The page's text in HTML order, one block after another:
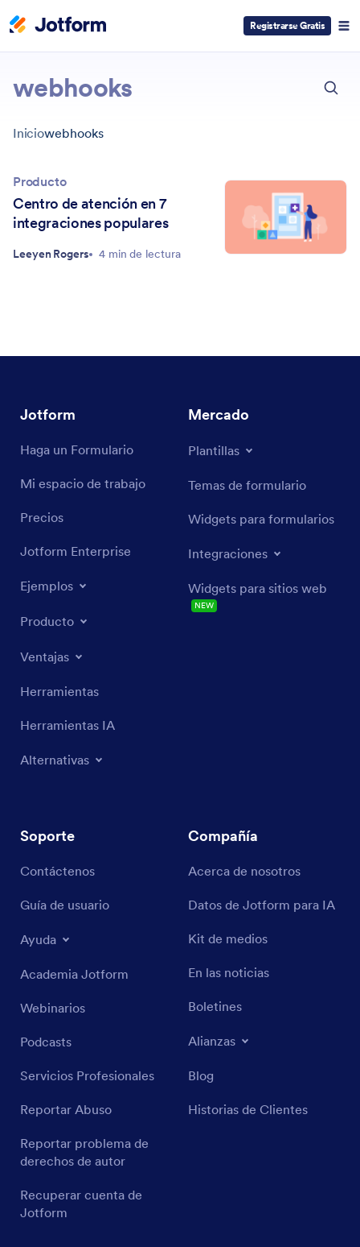
Registrarse Gratis
webhooks
Iniciowebhooks
Producto
Centro de atención en 7
integraciones populares
Leeyen Rogers 4 min de lectura
ESC
Jotform
Haga un Formulario
Mi espacio de trabajo
Precios
Jotform Enterprise
Ejemplos
Producto
Ventajas
Herramientas
Herramientas IA
Alternativas
Mercado
Plantillas
Temas de formulario
Widgets para formularios
Integraciones
Widgets para sitios web
NEW
Soporte
Contáctenos
Guía de usuario
Ayuda
Academia Jotform
Webinarios
Podcasts
Servicios Profesionales
Reportar Abuso
Reportar problema de
derechos de autor
Recuperar cuenta de
Jotform
Compañía
Acerca de nosotros
Datos de Jotform para IA
Kit de medios
En las noticias
Boletines
Alianzas
Blog
Historias de Clientes